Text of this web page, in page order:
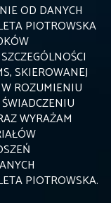
OD DANYCH
PIOTROWSKA
SKIEROWANEJ
ROZUMIENIU
WYRAŻAM
PIOTROWSKA.